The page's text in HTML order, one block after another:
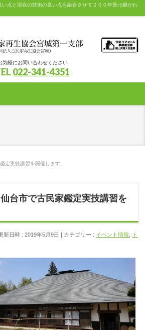
点と現在の技術の良い点を融合させて２００年受け継がれ
気軽にお問い合わせください
022-341-4351
定実技講習を開催します。
台市で古民家鑑定実技講習を
新日時 : 2019年5月9日 カテゴリー : イベント情報
ト